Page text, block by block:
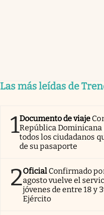
Las más leídas de
1Documento de viaje
República
todos los ciudadanos
de su pasaporte
2Oficial Confirmado
agosto vuelve el
jóvenes de entre 18 y
Ejército